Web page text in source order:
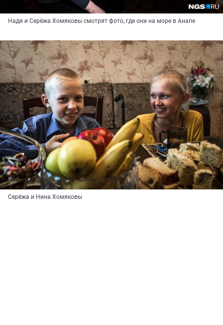
Надя и Серёжа Хомяковы смотрят фото, где они на море в Анапе
Серёжа и Нина Хомяковы